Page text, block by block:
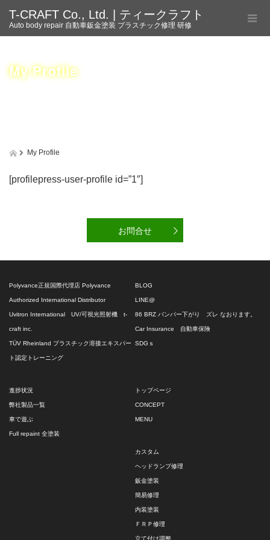
T-CRAFT Co., Ltd. | ティークラフト
Auto body repair 自動車鈑金塗装 プラスチック修理 研修
My Profile
My Profile
[profilepress-user-profile id=”1″]
お問合せ
Polyvance正規国際代理店 Polyvance
Authorized International Distributor
Uvitron International UV/可視光照射機 t-
craft inc.
TÜV Rheinland プラスチック溶接エキスパー
ト認定トレーニング
BLOG
LINE@
86 BRZ バンパー下がり ズレ なおります。
Car Insurance 自動車保険
SDGｓ
進捗状況
弊社製品一覧
車で遊ぶ
Full repaint 全塗装
トップページ
CONCEPT
MENU
カスタム
ヘッドランプ修理
鈑金塗装
簡易修理
内装塗装
ＦＲＰ修理
立て付け調整